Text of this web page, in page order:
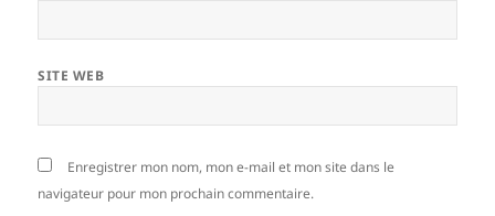
SITE WEB
Enregistrer mon nom, mon e-mail et mon site dans le
navigateur pour mon prochain commentaire.